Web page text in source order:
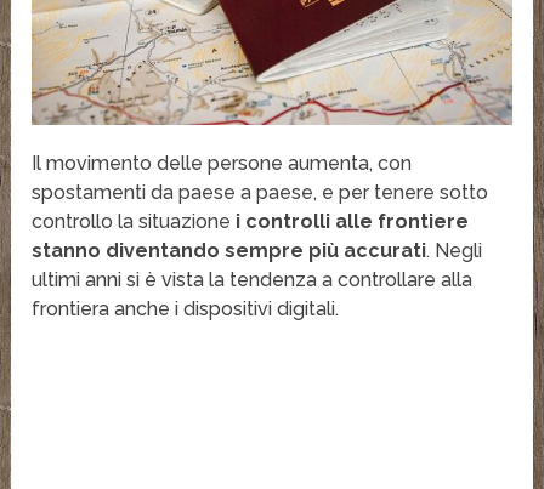
Il movimento delle persone aumenta, con
spostamenti da paese a paese, e per tenere sotto
controllo la situazione i controlli alle frontiere
stanno diventando sempre più accurati. Negli
ultimi anni si è vista la tendenza a controllare alla
frontiera anche i dispositivi digitali.